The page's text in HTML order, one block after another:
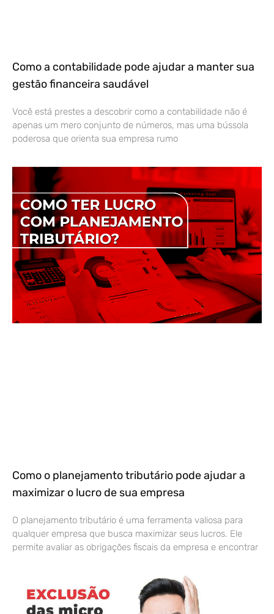
Como a contabilidade pode ajudar a manter sua
gestão financeira saudável
Você está prestes a descobrir como a contabilidade não é
apenas um mero conjunto de números, mas uma bússola
poderosa que orienta sua empresa rumo
Como o planejamento tributário pode ajudar a
maximizar o lucro de sua empresa
O planejamento tributário é uma ferramenta valiosa para
qualquer empresa que busca maximizar seus lucros. Ele
permite avaliar as obrigações fiscais da empresa e encontrar